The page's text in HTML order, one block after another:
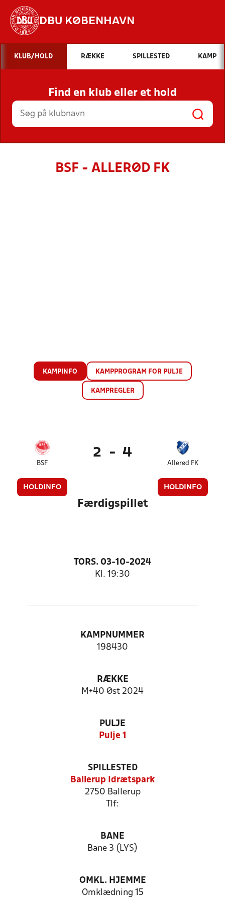
DBU KØBENHAVN
Hvad vil du søge efter?
INDHOLD OG NYHEDER
STILLINGER, RESULTATER, KLUBBER OG
HOLD
KLUB/HOLD RÆKKE SPILLESTED KAMP
Find en klub eller et hold
BSF - ALLERØD FK
KAMPINFO KAMPPROGRAM FOR PULJE
KAMPREGLER
BSF
HOLDINFO
2 - 4
Allerød FK
HOLDINFO
Færdigspillet
TORS. 03-10-2024
Kl. 19:30
KAMPNUMMER
198430
RÆKKE
M+40 Øst 2024
PULJE
Pulje 1
SPILLESTED
Ballerup Idrætspark
2750 Ballerup
Tlf:
BANE
Bane 3 (LYS)
OMKL. HJEMME
Omklædning 15